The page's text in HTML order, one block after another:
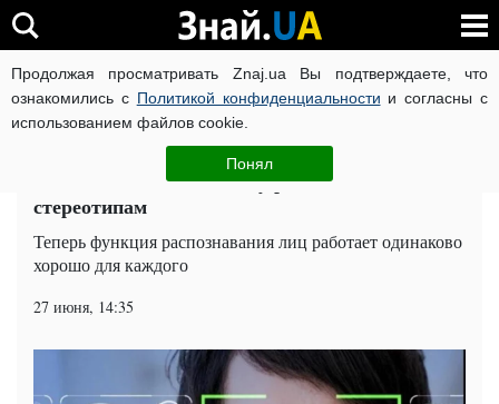
Продолжая просматривать Znaj.ua Вы подтверждаете, что
ознакомились с Политикой конфиденциальности и согласны с
использованием файлов cookie.
Понял
ВОЙНА РОССИИ ПРОТИВ УКРАИНЫ КОРОНАВИРУС В
ЧИТАТИ УКРАЇНСЬКОЮ
Microsoft объявила войну расовым
стереотипам
Теперь функция распознавания лиц работает одинаково
хорошо для каждого
27 июня, 14:35